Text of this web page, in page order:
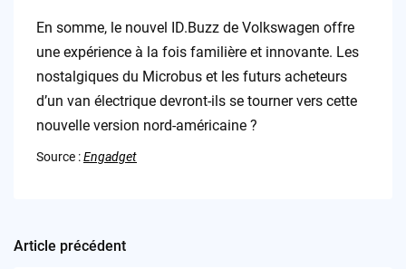
En somme, le nouvel ID.Buzz de Volkswagen offre
une expérience à la fois familière et innovante. Les
nostalgiques du Microbus et les futurs acheteurs
d’un van électrique devront-ils se tourner vers cette
nouvelle version nord-américaine ?
Source :Engadget
Post
Article précédent